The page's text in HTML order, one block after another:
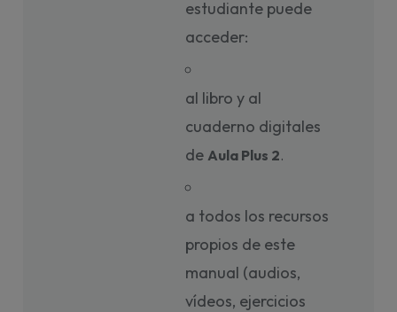
estudiante puede
acceder:
al libro y al
cuaderno digitales
deAula Plus 2.
a todos los recursos
propios de este
manual (audios,
vídeos, ejercicios